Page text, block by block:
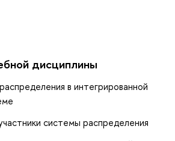
дисциплины
в интегрированной
системы распределения